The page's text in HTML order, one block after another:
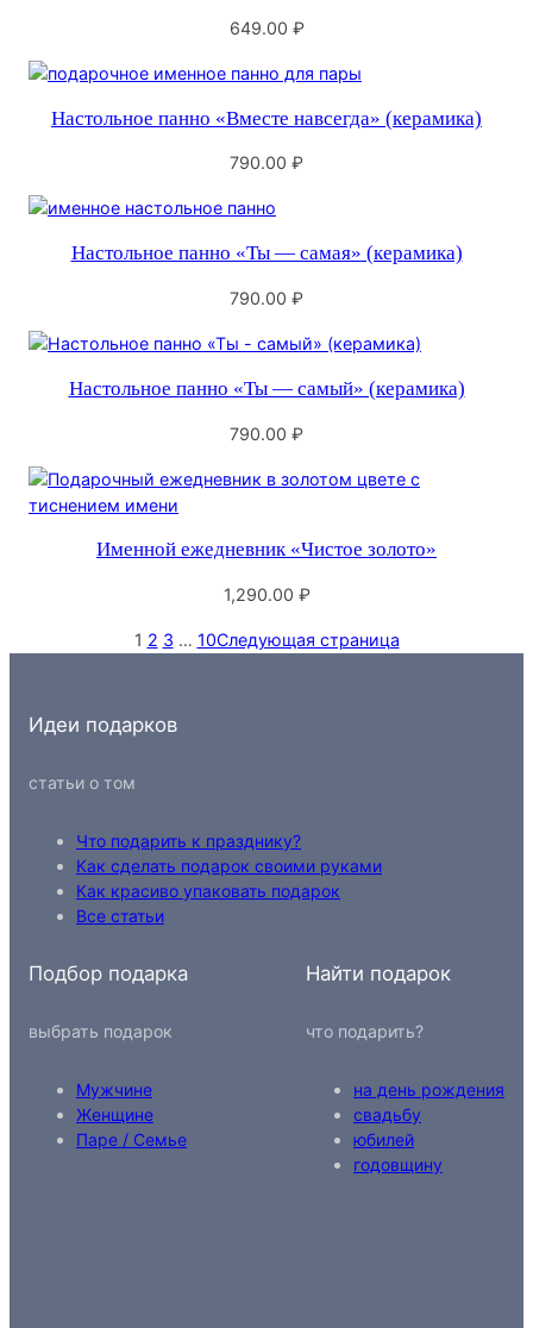
649.00 ₽
Настольное панно «Вместе навсегда» (керамика)
790.00 ₽
Настольное панно «Ты — самая» (керамика)
790.00 ₽
Настольное панно «Ты — самый» (керамика)
790.00 ₽
Именной ежедневник «Чистое золото»
1,290.00 ₽
1 2 3 … 10Следующая страница
Идеи подарков
статьи о том
Что подарить к празднику?
Как сделать подарок своими руками
Как красиво упаковать подарок
Все статьи
Подбор подарка
выбрать подарок
Мужчине
Женщине
Паре / Семье
Найти подарок
что подарить?
на день рождения
свадьбу
юбилей
годовщину